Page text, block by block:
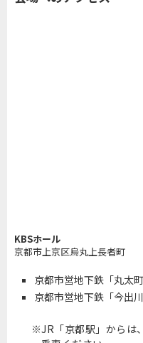
KBSホール
京都市上京区烏丸上長者町
京都市営地下鉄「丸太
京都市営地下鉄「今出
JR「京都駅」からは